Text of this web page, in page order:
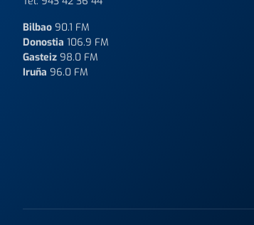
Bilbao 90.1 FM
Donostia 106.9 FM
Gasteiz 98.0 FM
Iruña 96.0 FM